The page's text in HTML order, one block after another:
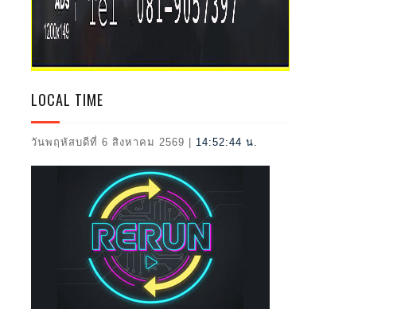
2026
LOCAL TIME
วันพฤหัสบดีที่ 6 สิงหาคม 2569 | 14:52:46 น.